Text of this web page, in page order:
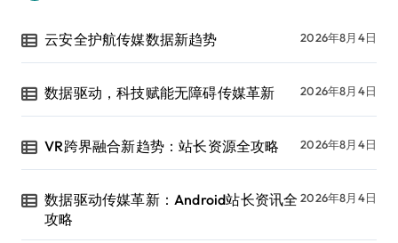
云安全护航传媒数据新趋势 2026年8月4日
数据驱动，科技赋能无障碍传媒革新 2026年8月4日
VR跨界融合新趋势：站长资源全攻略 2026年8月4日
数据驱动传媒革新：Android站长资讯全
攻略
2026年8月4日